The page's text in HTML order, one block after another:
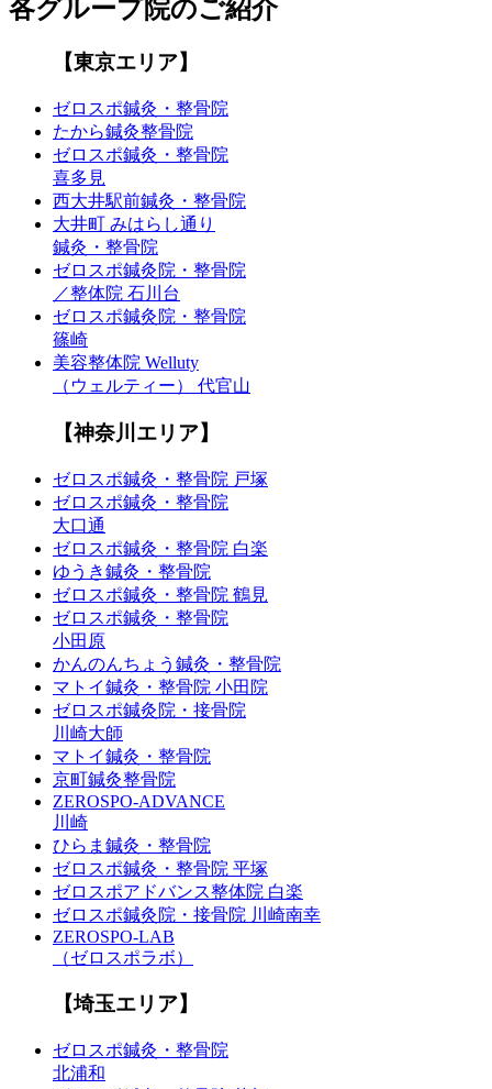
各グループ院のご紹介
【東京エリア】
ゼロスポ鍼灸・整骨院
たから鍼灸整骨院
ゼロスポ鍼灸・整骨院
喜多見
西大井駅前鍼灸・整骨院
大井町 みはらし通り
鍼灸・整骨院
ゼロスポ鍼灸院・整骨院
／整体院 石川台
ゼロスポ鍼灸院・整骨院
篠崎
美容整体院 Welluty
（ウェルティー） 代官山
【神奈川エリア】
ゼロスポ鍼灸・整骨院 戸塚
ゼロスポ鍼灸・整骨院
大口通
ゼロスポ鍼灸・整骨院 白楽
ゆうき鍼灸・整骨院
ゼロスポ鍼灸・整骨院 鶴見
ゼロスポ鍼灸・整骨院
小田原
かんのんちょう鍼灸・整骨院
マトイ鍼灸・整骨院 小田院
ゼロスポ鍼灸院・接骨院
川崎大師
マトイ鍼灸・整骨院
京町鍼灸整骨院
ZEROSPO-ADVANCE
川崎
ひらま鍼灸・整骨院
ゼロスポ鍼灸・整骨院 平塚
ゼロスポアドバンス整体院 白楽
ゼロスポ鍼灸院・接骨院 川崎南幸
ZEROSPO-LAB
（ゼロスポラボ）
【埼玉エリア】
ゼロスポ鍼灸・整骨院
北浦和